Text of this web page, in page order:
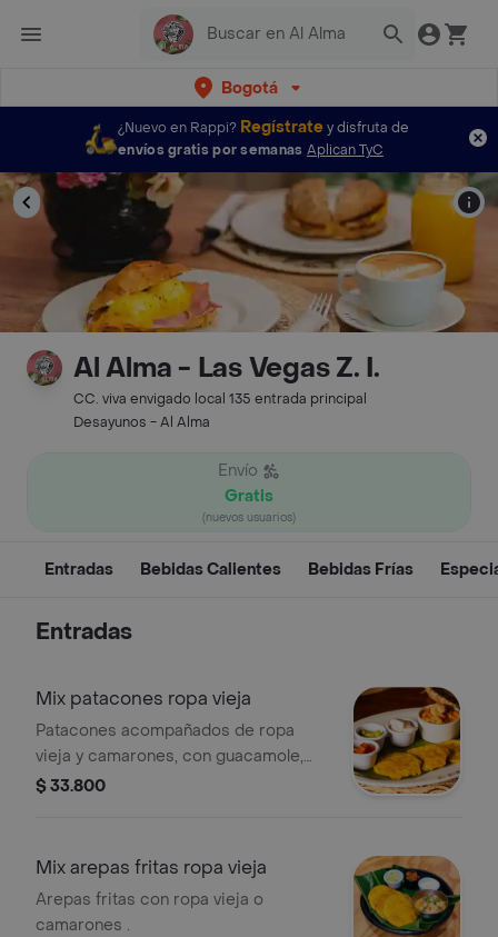
Bogotá
¿Nuevo en Rappi? Regístratey disfruta de
envíos gratis por semanas Aplican TyC
Al Alma - Las Vegas Z. I.
CC. viva envigado local 135 entrada principal
Desayunos - Al Alma
Envío
Gratis
(nuevos usuarios)
Entradas Bebidas Calientes Bebidas Frías
Entradas
Mix patacones ropa vieja
Patacones acompañados de ropa
vieja y camarones, con guacamole,
crema y pico de gallo.
$ 33.800
Mix arepas fritas ropa vieja
Arepas fritas con ropa vieja o
camarones .